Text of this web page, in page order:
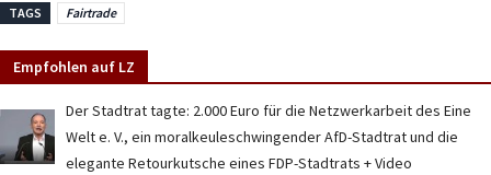
TAGS Fairtrade
Empfohlen auf LZ
Der Stadtrat tagte: 2.000 Euro für die Netzwerkarbeit des Eine
Welt e. V., ein moralkeuleschwingender AfD-Stadtrat und die
elegante Retourkutsche eines FDP-Stadtrats + Video